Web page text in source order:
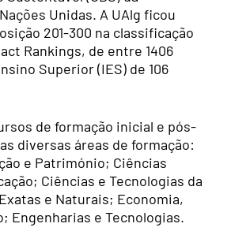
Unidas. A UAlg ficou
201-300 na classificação
Rankings, de entre 1406
Superior (IES) de 106
de formação inicial e pós-
diversas áreas de formação:
e Património; Ciências
Ciências e Tecnologias da
e Naturais; Economia,
Engenharias e Tecnologias.